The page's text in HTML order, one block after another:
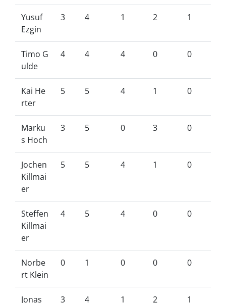
Yusuf
Ezgin
3 4 1 2 1
Timo G
ulde
4 4 4 0 0
Kai He
rter
5 5 4 1 0
Marku
s Hoch
3 5 0 3 0
Jochen
Killmai
er
5 5 4 1 0
Steffen
Killmai
er
4 5 4 0 0
Norbe
rt Klein
0 1 0 0 0
Jonas
3 4 1 2 1